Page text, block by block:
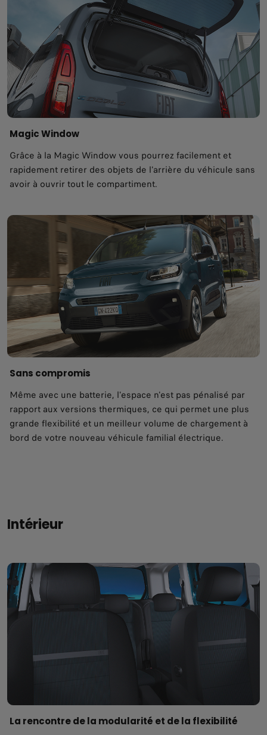
Magic Window
Grâce à la Magic Window vous pourrez facilement et
rapidement retirer des objets de l'arrière du véhicule sans
avoir à ouvrir tout le compartiment.
Sans compromis
Même avec une batterie, l'espace n'est pas pénalisé par
rapport aux versions thermiques, ce qui permet une plus
grande flexibilité et un meilleur volume de chargement à
bord de votre nouveau véhicule familial électrique.
Intérieur
La rencontre de la modularité et de la flexibilité